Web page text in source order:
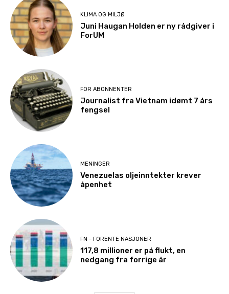
KLIMA OG MILJØ
Juni Haugan Holden er ny rådgiver i
ForUM
FOR ABONNENTER
Journalist fra Vietnam idømt 7 års
fengsel
MENINGER
Venezuelas oljeinntekter krever
åpenhet
FN - FORENTE NASJONER
117,8 millioner er på flukt, en
nedgang fra forrige år